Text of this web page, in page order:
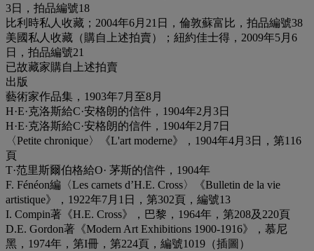
3日，拍品編號18
比利時私人收藏；2004年6月21日，倫敦蘇富比，拍品編號38
美國私人收藏（購自上述拍賣）；紐約佳士得，2009年5月6
日，拍品編號21
已故藏家購自上述拍賣
出版
藝術家作品集，1903年7月至8月
H·E·克洛斯給C·安格朗的信件，1904年2月3日
H·E·克洛斯給C·安格朗的信件，1904年2月7日
〈Petite chronique〉《L'art moderne》，1904年4月3日，第116
頁
T·范里斯爾伯格給O· 茅斯的信件，1904年
F. Fénéon編〈Les carnets d’H.E. Cross〉《Bulletin de la vie
artistique》，1922年7月1日，第302頁，編號13
I. Compin著《H.E. Cross》，巴黎，1964年，第208及220頁
D.E. Gordon著《Modern Art Exhibitions 1900-1916》，慕尼
黑，1974年，第I冊，第224頁，編號1019（插圖）